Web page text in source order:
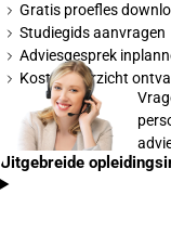
Gratis proefles
Studiegids aanvragen
Adviesgesprek
Kostenoverzicht
Uitgebreide